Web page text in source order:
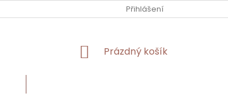
Přihlášení
NÁKUPNÍ
Prázdný košík